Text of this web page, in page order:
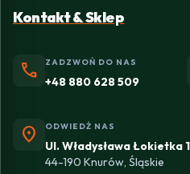
Kontakt & Sklep
phone ZADZWOŃ DO NAS
+48 880 628 509
location_on ODWIEDŹ NAS
Ul. Władysława Łokietka 1
44-190 Knurów, Śląskie